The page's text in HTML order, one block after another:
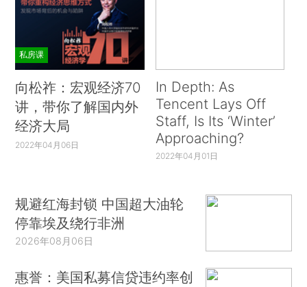
私房课
向松祚：宏观经济70
讲，带你了解国内外
经济大局
2022年04月06日
In Depth: As
Tencent Lays Off
Staff, Is Its ‘Winter’
Approaching?
2022年04月01日
规避红海封锁 中国超大油轮
停靠埃及绕行非洲
2026年08月06日
惠誉：美国私募信贷违约率创